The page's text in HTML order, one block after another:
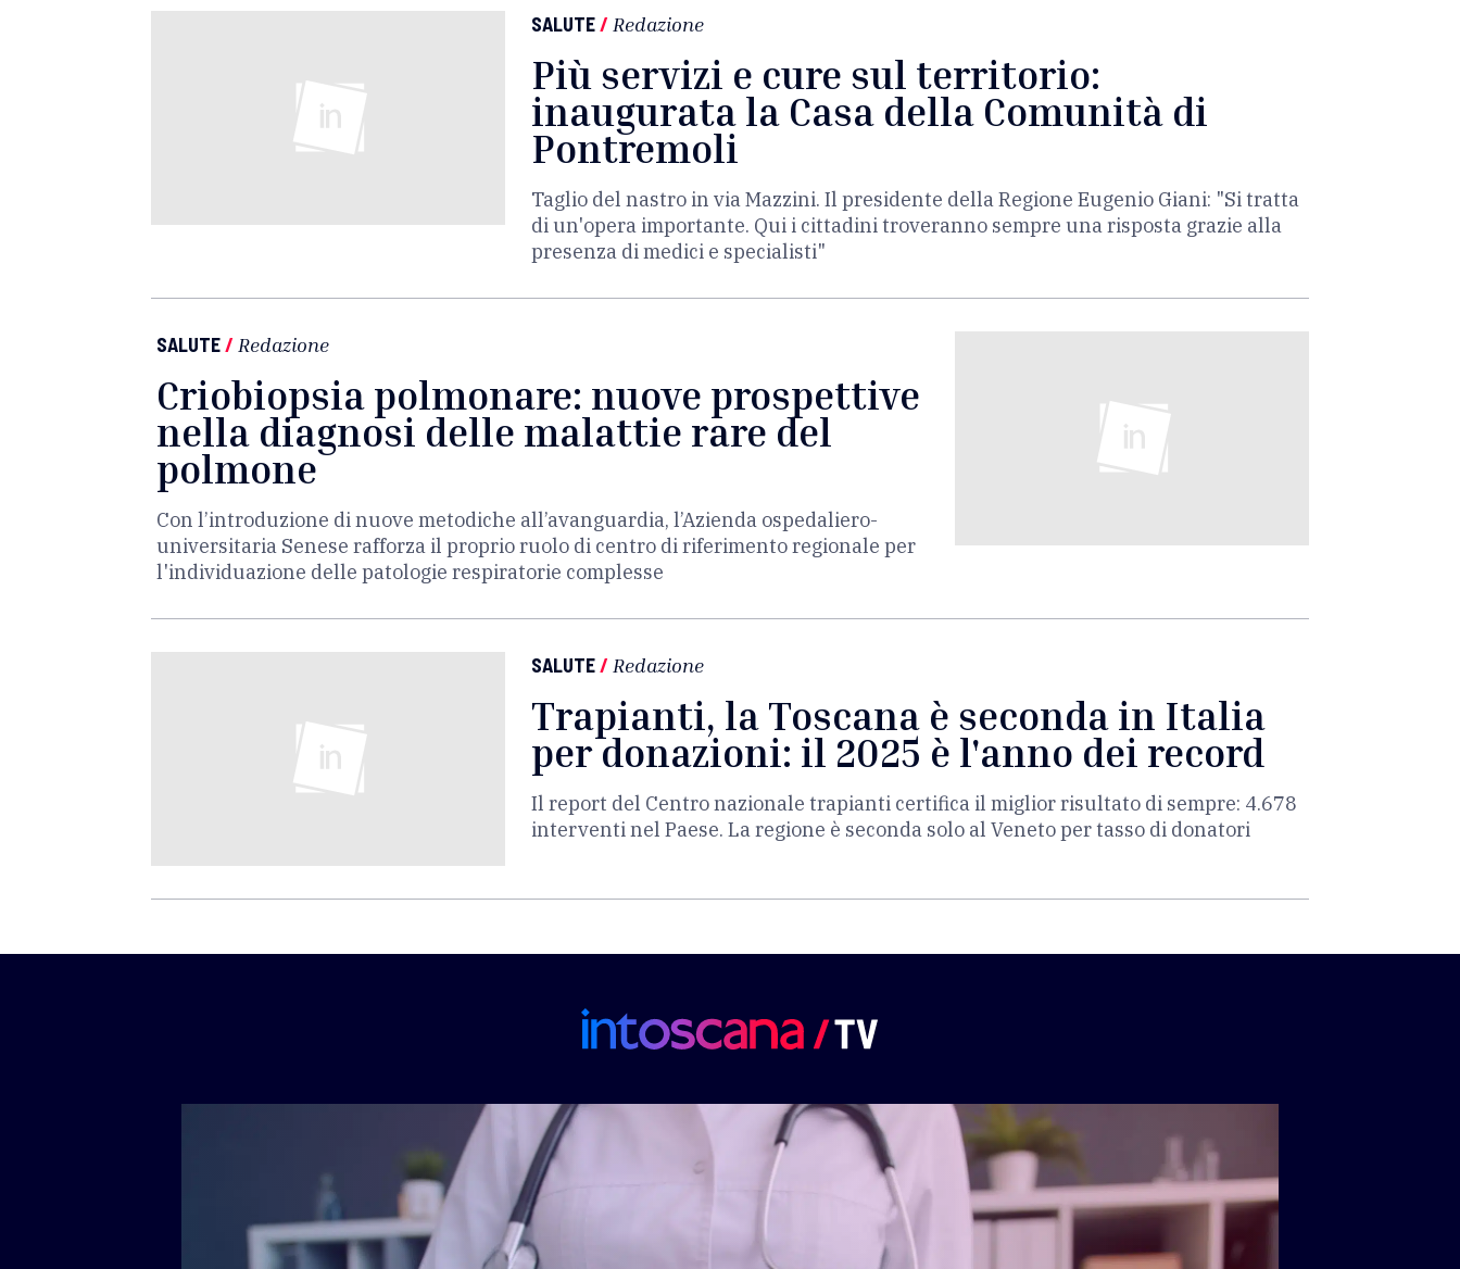
SALUTE/ Redazione
Più servizi e cure sul territorio:
inaugurata la Casa della Comunità di
Pontremoli
Taglio del nastro in via Mazzini. Il presidente della Regione Eugenio Giani: "Si tratta
di un'opera importante. Qui i cittadini troveranno sempre una risposta grazie alla
presenza di medici e specialisti"
SALUTE/ Redazione
Criobiopsia polmonare: nuove prospettive
nella diagnosi delle malattie rare del
polmone
Con l’introduzione di nuove metodiche all’avanguardia, l’Azienda ospedaliero-
universitaria Senese rafforza il proprio ruolo di centro di riferimento regionale per
l'individuazione delle patologie respiratorie complesse
SALUTE/ Redazione
Trapianti, la Toscana è seconda in Italia
per donazioni: il 2025 è l'anno dei record
Il report del Centro nazionale trapianti certifica il miglior risultato di sempre: 4.678
interventi nel Paese. La regione è seconda solo al Veneto per tasso di donatori